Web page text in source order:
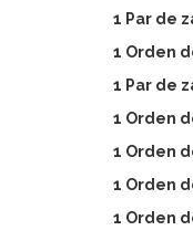
1 Par de
1 Orden
1 Par de
1 Orden
1 Orden
1 Orden
1 Orden